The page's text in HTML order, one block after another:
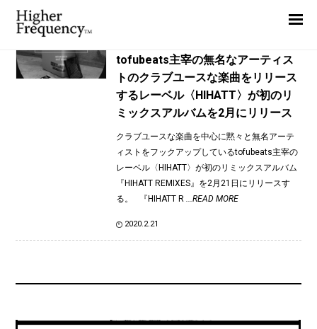
TAG: Hypnotic Inc.
tofubeats主宰の無名なアーティス
トのクラブユースな楽曲をリリース
するレーベル〈HIHATT〉が初のリ
ミックスアルバムを2月にリリース
クラブユースな楽曲を中心に黙々と無名アーテ
ィストをフックアップしているtofubeats主宰の
レーベル〈HIHATT〉が初のリミックスアルバム
『HIHATT REMIXES』を2月21日にリリースす
る。 『HIHATT R ...READ MORE
2020.2.21
News
Interview
Highlight
Report